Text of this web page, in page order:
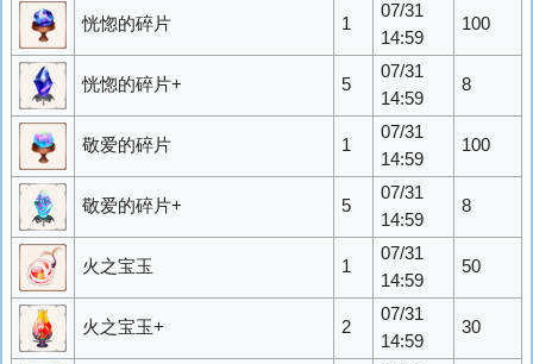
恍惚的碎片 1
07/31
14:59
100
恍惚的碎片+ 5
07/31
14:59
8
敬爱的碎片 1
07/31
14:59
100
敬爱的碎片+ 5
07/31
14:59
8
火之宝玉 1
07/31
14:59
50
火之宝玉+ 2
07/31
14:59
30